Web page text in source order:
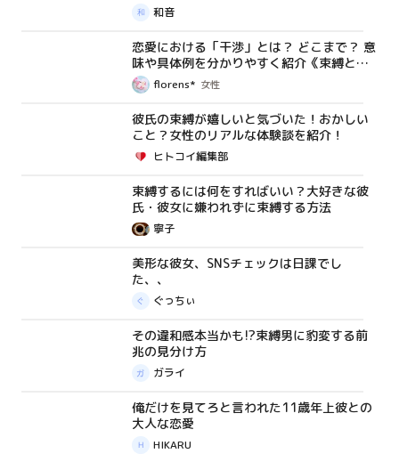
和音
恋愛における「干渉」とは？ どこまで？ 意
味や具体例を分かりやすく紹介《束縛との
違い》florens* 女性
彼氏の束縛が嬉しいと気づいた！おかしい
こと？女性のリアルな体験談を紹介！
ヒトコイ編集部
束縛するには何をすればいい？大好きな彼
氏・彼女に嫌われずに束縛する方法
寧子
美形な彼女、SNSチェックは日課でし
た、、
ぐっちぃ
その違和感本当かも!?束縛男に豹変する前
兆の見分け方
ガライ
俺だけを見てろと言われた11歳年上彼との
大人な恋愛
HIKARU